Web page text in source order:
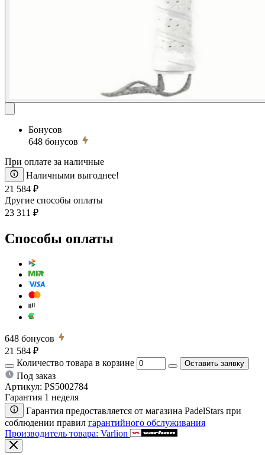
Бонусов
648 бонусов
При оплате за наличные
Наличными выгоднее!
21 584 ₽
Другие способы оплаты
23 311 ₽
Способы оплаты
648 бонусов
21 584 ₽
Количество товара в корзине
Оставить заявку
Под заказ
Артикул: PS5002784
Гарантия 1 неделя
Гарантия предоставляется от магазина PadelStars при
соблюдении правил гарантийного обслуживания
Производитель товара: Varlion